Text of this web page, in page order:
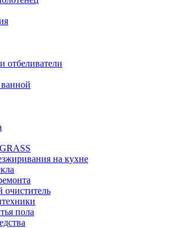
отбеливатели
на кухне
пола